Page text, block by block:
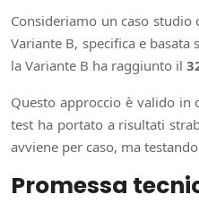
Consideriamo un caso studio
Variante B, specifica e
la Variante B ha raggiunto il
Questo approccio è valido
test ha portato a risultati
avviene per caso, ma
Promessa